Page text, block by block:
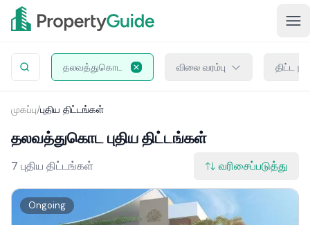
தலவத்துகொட விலை வரம்பு திட்ட
முகப்பு/புதிய திட்டங்கள்
தலவத்துகொட புதிய திட்டங்கள்
7 புதிய திட்டங்கள் வரிசைப்படுத்து
Ongoing